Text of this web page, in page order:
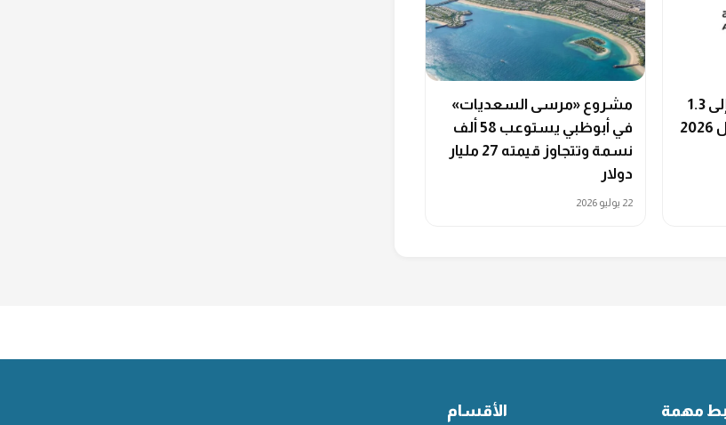
أرباح "الدار" تقفز 18% إلى 1.3
مشروع «مرسى السعديات»
في أبوظبي يستوعب 58 ألف
نسمة وتتجاوز قيمته 27 مليار
دولار
22 يوليو 2026
مهمة الأقسام